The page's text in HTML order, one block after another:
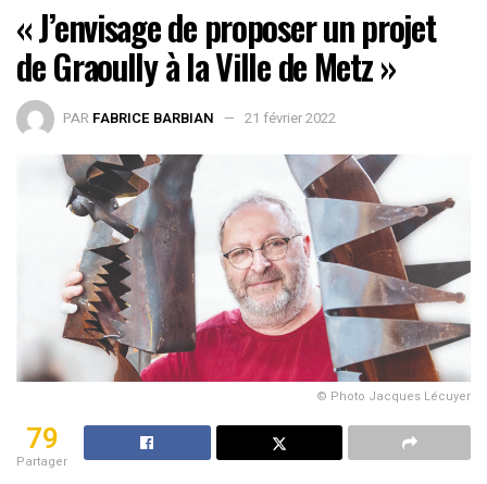
« J’envisage de proposer un projet
de Graoully à la Ville de Metz »
PAR FABRICE BARBIAN 21 février 2022
© Photo Jacques Lécuyer
79
Partager